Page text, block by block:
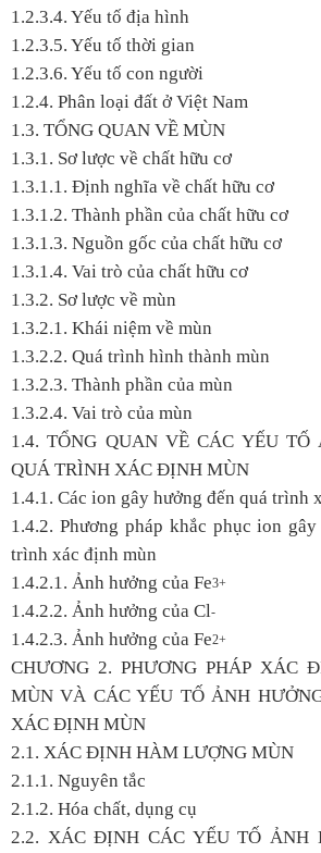
1.2.3.4. Yếu tố địa hình
1.2.3.5. Yếu tố thời gian
1.2.3.6. Yếu tố con người
1.2.4. Phân loại đất ở Việt Nam
1.3. TỔNG QUAN VỀ MÙN
1.3.1. Sơ lược về chất hữu cơ
1.3.1.1. Định nghĩa về chất hữu cơ
1.3.1.2. Thành phần của chất hữu cơ
1.3.1.3. Nguồn gốc của chất hữu cơ
1.3.1.4. Vai trò của chất hữu cơ
1.3.2. Sơ lược về mùn
1.3.2.1. Khái niệm về mùn
1.3.2.2. Quá trình hình thành mùn
1.3.2.3. Thành phần của mùn
1.3.2.4. Vai trò của mùn
1.4. TỔNG QUAN VỀ CÁC YẾU
QUÁ TRÌNH XÁC ĐỊNH MÙN
1.4.1. Các ion gây hưởng đến quá trình
1.4.2. Phương pháp khắc phục ion
trình xác định mùn
1.4.2.1. Ảnh hưởng của Fe3+
1.4.2.2. Ảnh hưởng của Cl-
1.4.2.3. Ảnh hưởng của Fe2+
CHƯƠNG 2. PHƯƠNG PHÁP XÁC
MÙN VÀ CÁC YẾU TỐ ẢNH
XÁC ĐỊNH MÙN
2.1. XÁC ĐỊNH HÀM LƯỢNG MÙN
2.1.1. Nguyên tắc
2.1.2. Hóa chất, dụng cụ
2.2. XÁC ĐỊNH CÁC YẾU TỐ ẢNH